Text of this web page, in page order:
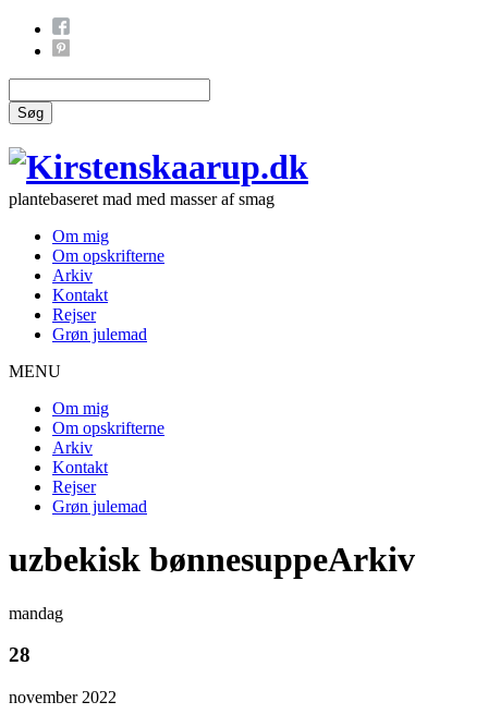
Søg
plantebaseret mad med masser af smag
Om mig
Om opskrifterne
Arkiv
Kontakt
Rejser
Grøn julemad
MENU
Om mig
Om opskrifterne
Arkiv
Kontakt
Rejser
Grøn julemad
uzbekisk bønnesuppeArkiv
mandag
28
november 2022